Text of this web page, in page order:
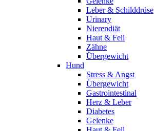
Leber & Schilddrüse
Urinary
Nierendiät
Haut & Fell
Zähne
Übergewicht
Hund
Stress & Angst
Übergewicht
Gastrointestinal
Herz & Leber
Diabetes
Gelenke